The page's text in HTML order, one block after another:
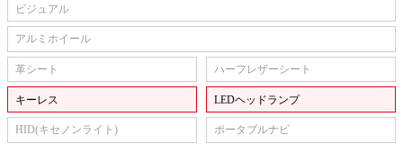
ビジュアル
アルミホイール
革シート ハーフレザーシート
キーレス LEDヘッドランプ
HID(キセノンライト) ポータブルナビ